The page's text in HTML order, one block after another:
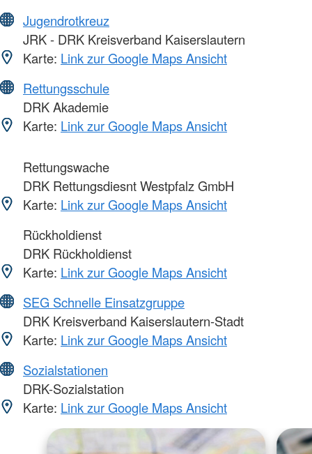
Jugendrotkreuz
JRK - DRK Kreisverband Kaiserslautern
Karte: Link zur Google Maps Ansicht
Rettungsschule
DRK Akademie
Karte: Link zur Google Maps Ansicht
Rettungswache
DRK Rettungsdiesnt Westpfalz GmbH
Karte: Link zur Google Maps Ansicht
Rückholdienst
DRK Rückholdienst
Karte: Link zur Google Maps Ansicht
SEG Schnelle Einsatzgruppe
DRK Kreisverband Kaiserslautern-Stadt
Karte: Link zur Google Maps Ansicht
Sozialstationen
DRK-Sozialstation
Karte: Link zur Google Maps Ansicht